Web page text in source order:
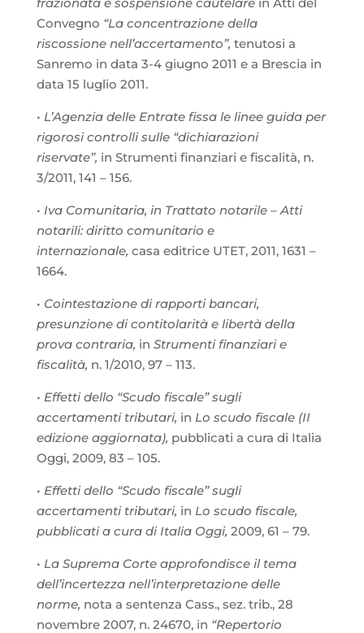
Convegno “La concentrazione della
riscossione nell’accertamento”, tenutosi a
Sanremo in data 3-4 giugno 2011 e a Brescia in
data 15 luglio 2011.
• L’Agenzia delle Entrate fissa le linee guida per
rigorosi controlli sulle “dichiarazioni
riservate”, in Strumenti finanziari e fiscalità, n.
3/2011, 141 – 156.
• Iva Comunitaria, in Trattato notarile – Atti
notarili: diritto comunitario e
internazionale, casa editrice UTET, 2011, 1631 –
1664.
• Cointestazione di rapporti bancari,
presunzione di contitolarità e libertà della
prova contraria, in Strumenti finanziari e
fiscalità, n. 1/2010, 97 – 113.
• Effetti dello “Scudo fiscale” sugli
accertamenti tributari, in Lo scudo fiscale (II
edizione aggiornata), pubblicati a cura di Italia
Oggi, 2009, 83 – 105.
• Effetti dello “Scudo fiscale” sugli
accertamenti tributari, in Lo scudo fiscale,
pubblicati a cura di Italia Oggi, 2009, 61 – 79.
• La Suprema Corte approfondisce il tema
dell’incertezza nell’interpretazione delle
norme, nota a sentenza Cass., sez. trib., 28
novembre 2007, n. 24670, in “Repertorio